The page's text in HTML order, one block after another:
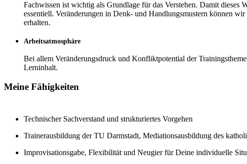
Fachwissen ist wichtig als Grundlage für das Verstehen. Damit
essentiell. Veränderungen in Denk- und Handlungsmustern können
erhalten.
Arbeitsatmosphäre
Bei allem Veränderungsdruck und Konfliktpotential der
Lerninhalt.
Meine Fähigkeiten
Technischer Sachverstand und strukturiertes Vorgehen
Trainerausbildung der TU Darmstadt, Mediationsausbildung des
Improvisationsgabe, Flexibilität und Neugier für Deine individuelle